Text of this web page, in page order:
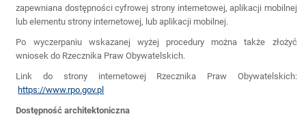
zapewniana dostępności cyfrowej strony internetowej, aplikacji mobilnej
lub elementu strony internetowej, lub aplikacji mobilnej.
Po wyczerpaniu wskazanej wyżej procedury można także złożyć
wniosek do Rzecznika Praw Obywatelskich.
Link do strony internetowej Rzecznika Praw Obywatelskich:
https://www.rpo.gov.pl
Dostępność architektoniczna